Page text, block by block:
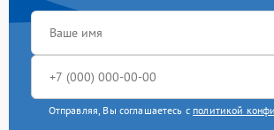
Отправляя, Вы соглашаетесь с политикой